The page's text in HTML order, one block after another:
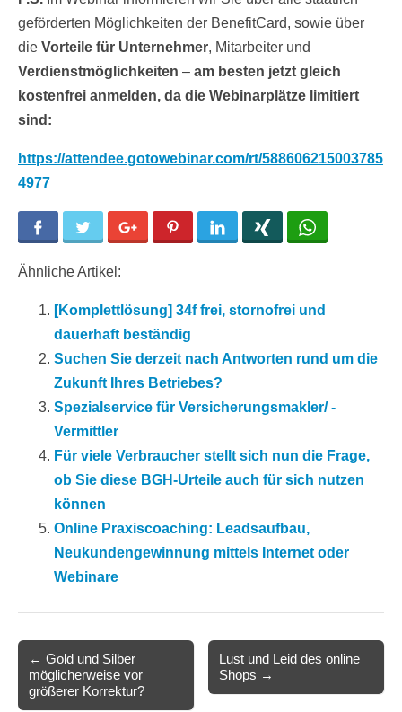
geförderten Möglichkeiten der BenefitCard, sowie über
die Vorteile für Unternehmer, Mitarbeiter und
Verdienstmöglichkeiten – am besten jetzt gleich
kostenfrei anmelden, da die Webinarplätze limitiert
sind:
https://attendee.gotowebinar.com/rt/588606215003785
4977
Facebook Twitter Google+ Pinterest LinkedIn
Ähnliche Artikel:
[Komplettlösung] 34f frei, stornofrei und
dauerhaft beständig
Suchen Sie derzeit nach Antworten rund um die
Zukunft Ihres Betriebes?
Spezialservice für Versicherungsmakler/ -
Vermittler
Für viele Verbraucher stellt sich nun die Frage,
ob Sie diese BGH-Urteile auch für sich nutzen
können
Online Praxiscoaching: Leadsaufbau,
Neukundengewinnung mittels Internet oder
Webinare
Post
navigation
← Gold und Silber
möglicherweise vor
größerer Korrektur?
Lust und Leid des online
Shops →